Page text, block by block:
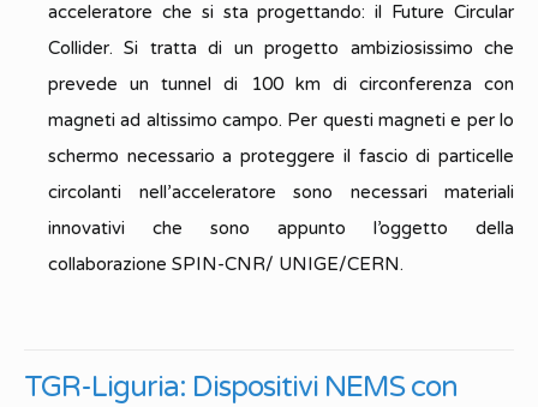
acceleratore che si sta progettando: il Future Circular
Collider. Si tratta di un progetto ambiziosissimo che
prevede un tunnel di 100 km di circonferenza con
magneti ad altissimo campo. Per questi magneti e per lo
schermo necessario a proteggere il fascio di particelle
circolanti nell’acceleratore sono necessari materiali
innovativi che sono appunto l’oggetto della
collaborazione SPIN-CNR/ UNIGE/CERN.
TGR-Liguria: Dispositivi NEMS con